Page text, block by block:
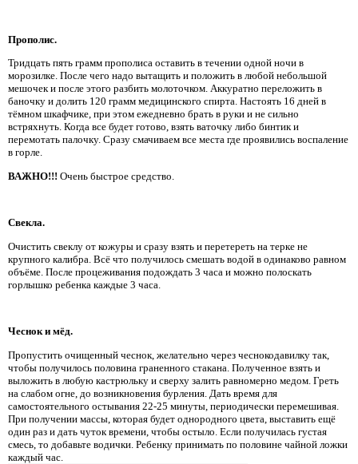
Прополис.
Тридцать пять грамм прополиса оставить в течении одной ночи в
морозилке. После чего надо вытащить и положить в любой небольшой
мешочек и после этого разбить молоточком. Аккуратно переложить в
баночку и долить 120 грамм медицинского спирта. Настоять 16 дней в
тёмном шкафчике, при этом ежедневно брать в руки и не сильно
встряхнуть. Когда все будет готово, взять ваточку либо бинтик и
перемотать палочку. Сразу смачиваем все места где проявились воспаление
в горле.
ВАЖНО!!! Очень быстрое средство.
Свекла.
Очистить свеклу от кожуры и сразу взять и перетереть на терке не
крупного калибра. Всё что получилось смешать водой в одинаково равном
объёме. После процеживания подождать 3 часа и можно полоскать
горлышко ребенка каждые 3 часа.
Чеснок и мёд.
Пропустить очищенный чеснок, желательно через чеснокодавилку так,
чтобы получилось половина граненного стакана. Полученное взять и
выложить в любую кастрюльку и сверху залить равномерно медом. Греть
на слабом огне, до возникновения бурления. Дать время для
самостоятельного остывания 22-25 минуты, периодически перемешивая.
При получении массы, которая будет однородного цвета, выставить ещё
один раз и дать чуток времени, чтобы остыло. Если получилась густая
смесь, то добавьте водички. Ребенку принимать по половине чайной ложки
каждый час.